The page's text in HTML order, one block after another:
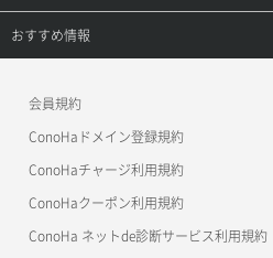
APIドキュメントVPS3.0
APIドキュメントVPS3.0
ご利用ガイド
サポートトップ
おすすめ情報
美雲このは徹底ガイド
会員規約
ConoHaドメイン登録規約
ConoHaチャージ利用規約
ConoHaクーポン利用規約
ConoHa ネットde診断サービス利用規約